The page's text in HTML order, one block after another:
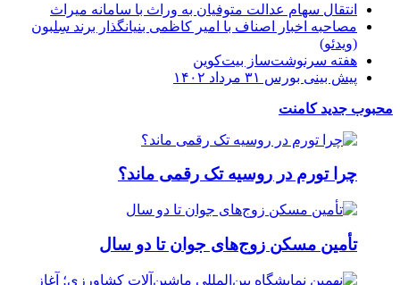
انتقال سهام عدالت متوفیان به وراث با سامانه میراث
مصاحبه اخبار اصناف با امیر کاظمی بنیانگذار برند سِلبون
(ویدئو)
هفته سرنوشت‌ساز بیت‌کوین
پیش بینی بورس ۳۱ مرداد ۱۴۰۲
محبوب جدیدکامنت
چرا تورم در روسیه تک رقمی ماند؟
تأمین مسکن زوج‌های جوان تا دو سال